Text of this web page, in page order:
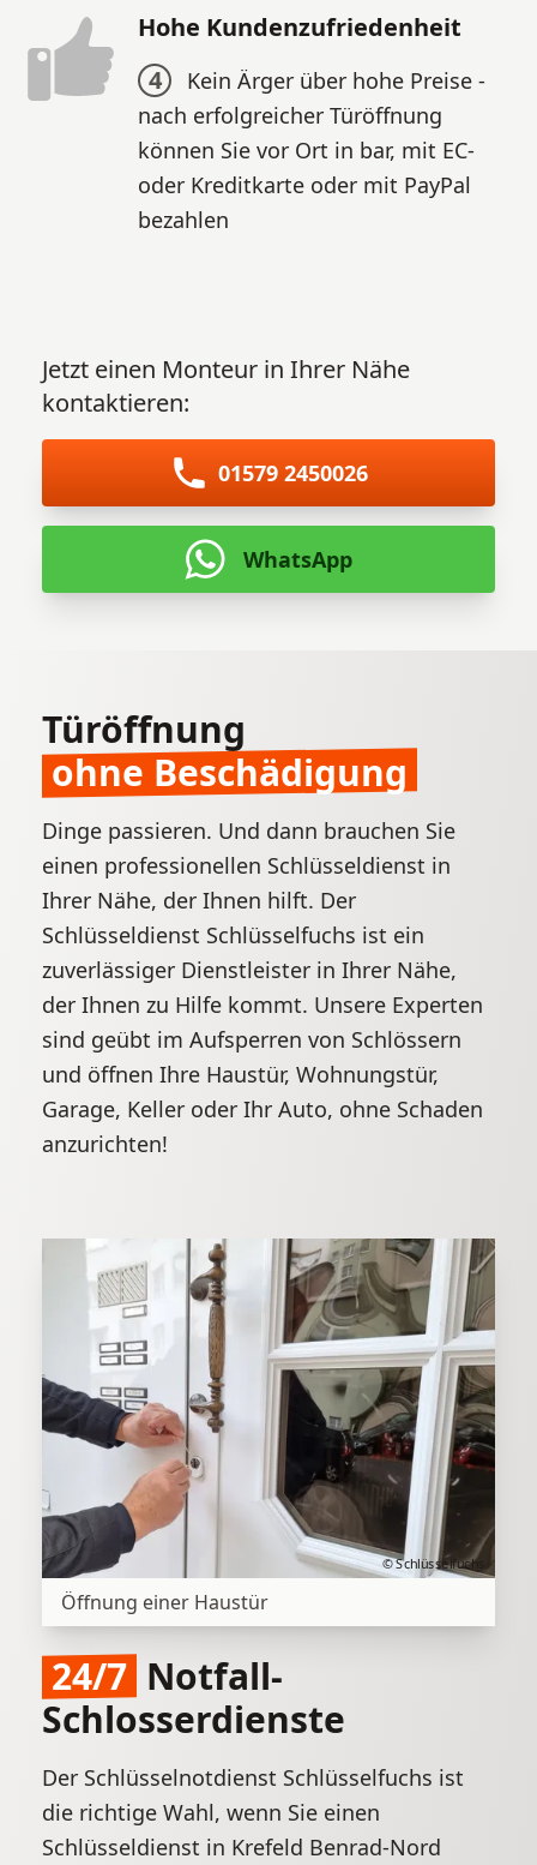
Hohe Kundenzufriedenheit
4
Kein Ärger über hohe Preise -
nach erfolgreicher Türöffnung
können Sie vor Ort in bar, mit EC-
oder Kreditkarte oder mit PayPal
bezahlen
Jetzt einen Monteur in Ihrer Nähe
kontaktieren:
01579 2450026
WhatsApp
Türöffnung
ohne Beschädigung
Dinge passieren. Und dann brauchen Sie
einen professionellen Schlüsseldienst in
Ihrer Nähe, der Ihnen hilft. Der
Schlüsseldienst Schlüsselfuchs ist ein
zuverlässiger Dienstleister in Ihrer Nähe,
der Ihnen zu Hilfe kommt. Unsere Experten
sind geübt im Aufsperren von Schlössern
und öffnen Ihre Haustür, Wohnungstür,
Garage, Keller oder Ihr Auto, ohne Schaden
anzurichten!
© Schlüsselfuchs
Öffnung einer Haustür
24/7 Notfall-
Schlosserdienste
Der Schlüsselnotdienst Schlüsselfuchs ist
die richtige Wahl, wenn Sie einen
Schlüsseldienst in Krefeld Benrad-Nord